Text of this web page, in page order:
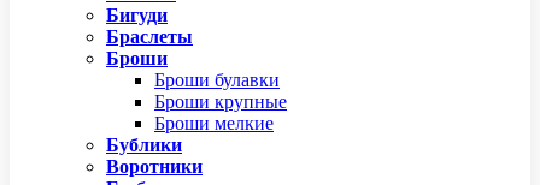
Бигуди
Браслеты
Броши
Броши булавки
Броши крупные
Броши мелкие
Бублики
Воротники